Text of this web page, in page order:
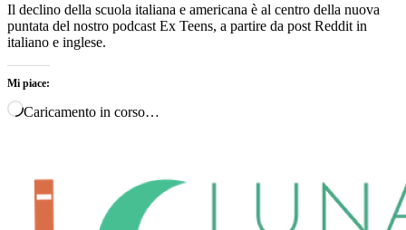
Il declino della scuola italiana e americana è al centro della nuova
puntata del nostro podcast Ex Teens, a partire da post Reddit in
italiano e inglese.
Mi piace:
Caricamento in corso…